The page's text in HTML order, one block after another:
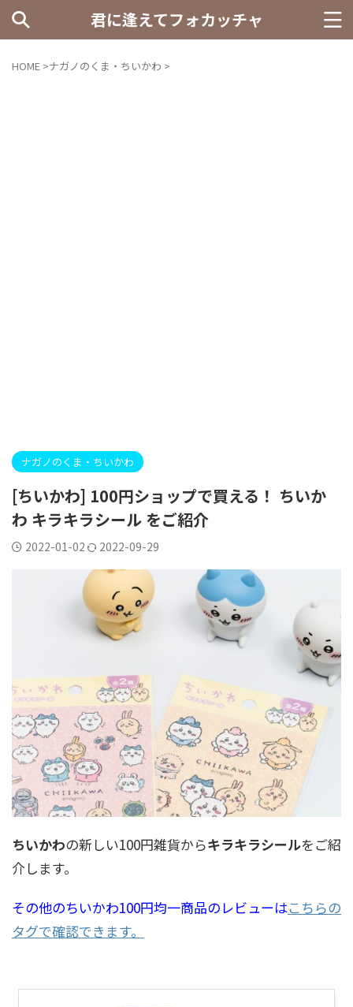
君に逢えてフォカッチャ
HOME >ナガノのくま・ちいかわ >
ナガノのくま・ちいかわ
[ちいかわ] 100円ショップで買える！ ちいか
わ キラキラシール をご紹介
2022-01-02 2022-09-29
ちいかわの新しい100円雑貨からキラキラシールをご紹
介します。
その他のちいかわ100円均一商品のレビューはこちらの
タグで確認できます。